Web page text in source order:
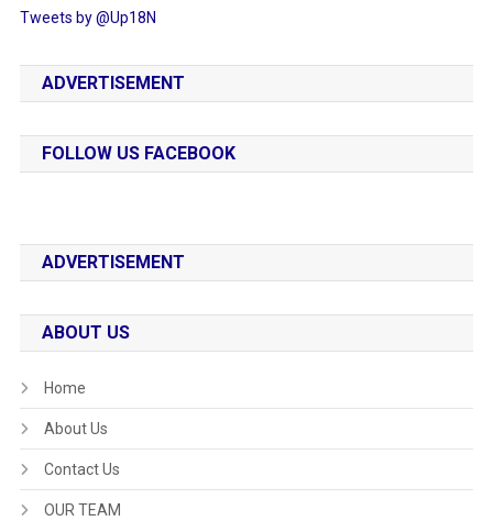
Tweets by @Up18N
ADVERTISEMENT
FOLLOW US FACEBOOK
ADVERTISEMENT
ABOUT US
Home
About Us
Contact Us
OUR TEAM